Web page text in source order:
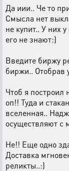
Да иии.. Че то
Смысла нет
не купит.. У них
его не знают:)
Введите биржу
биржи.. Отобрав
Чтоб я построил
оп!! Туда и
вселенная..
осуществляют с
Не!! Еще одно
Доставка
реликты..:)